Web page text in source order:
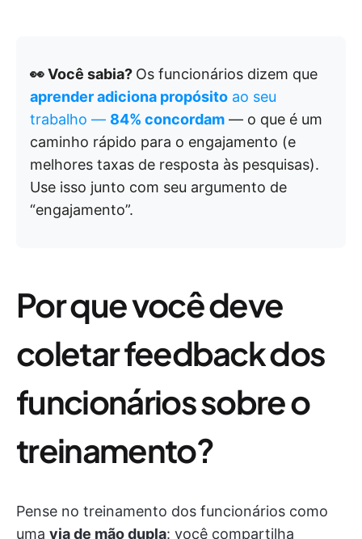
👀 Você sabia? Os funcionários dizem que
aprender adiciona propósito ao seu
trabalho — 84% concordam — o que é um
caminho rápido para o engajamento (e
melhores taxas de resposta às pesquisas).
Use isso junto com seu argumento de
“engajamento”.
Por que você deve
coletar feedback dos
funcionários sobre o
treinamento?
Pense no treinamento dos funcionários como
uma via de mão dupla: você compartilha